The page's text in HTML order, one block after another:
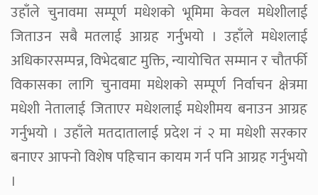
उहाँले चुनावमा सम्पूर्ण मधेशको भूमिमा केवल मधेशीलाई
जिताउन सबै मतलाई आग्रह गर्नुभयो । उहाँले मधेशलाई
अधिकारसम्पन्न, विभेदबाट मुक्ति, न्यायोचित सम्मान र चौतर्फी
विकासका लागि चुनावमा मधेशको सम्पूर्ण निर्वाचन क्षेत्रमा
मधेशी नेतालाई जिताएर मधेशलाई मधेशीमय बनाउन आग्रह
गर्नुभयो । उहाँले मतदातालाई प्रदेश नं २ मा मधेशी सरकार
बनाएर आफ्नो विशेष पहिचान कायम गर्न पनि आग्रह गर्नुभयो
।